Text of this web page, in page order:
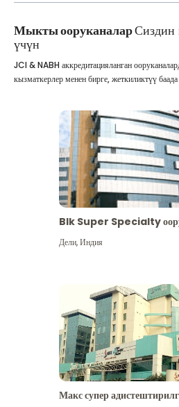
Мыкты ооруканаларСиздин
үчүн
JCI & NABH аккредитацияланган
кызматкерлер менен бирге, жеткиликтүү
Blk Super Specialty
Дели,Индия
Макс супер